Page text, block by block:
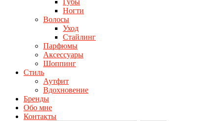
Губы
Ногти
Волосы
Уход
Стайлинг
Парфюмы
Аксессуары
Шоппинг
Стиль
Аутфит
Вдохновение
Бренды
Обо мне
Контакты